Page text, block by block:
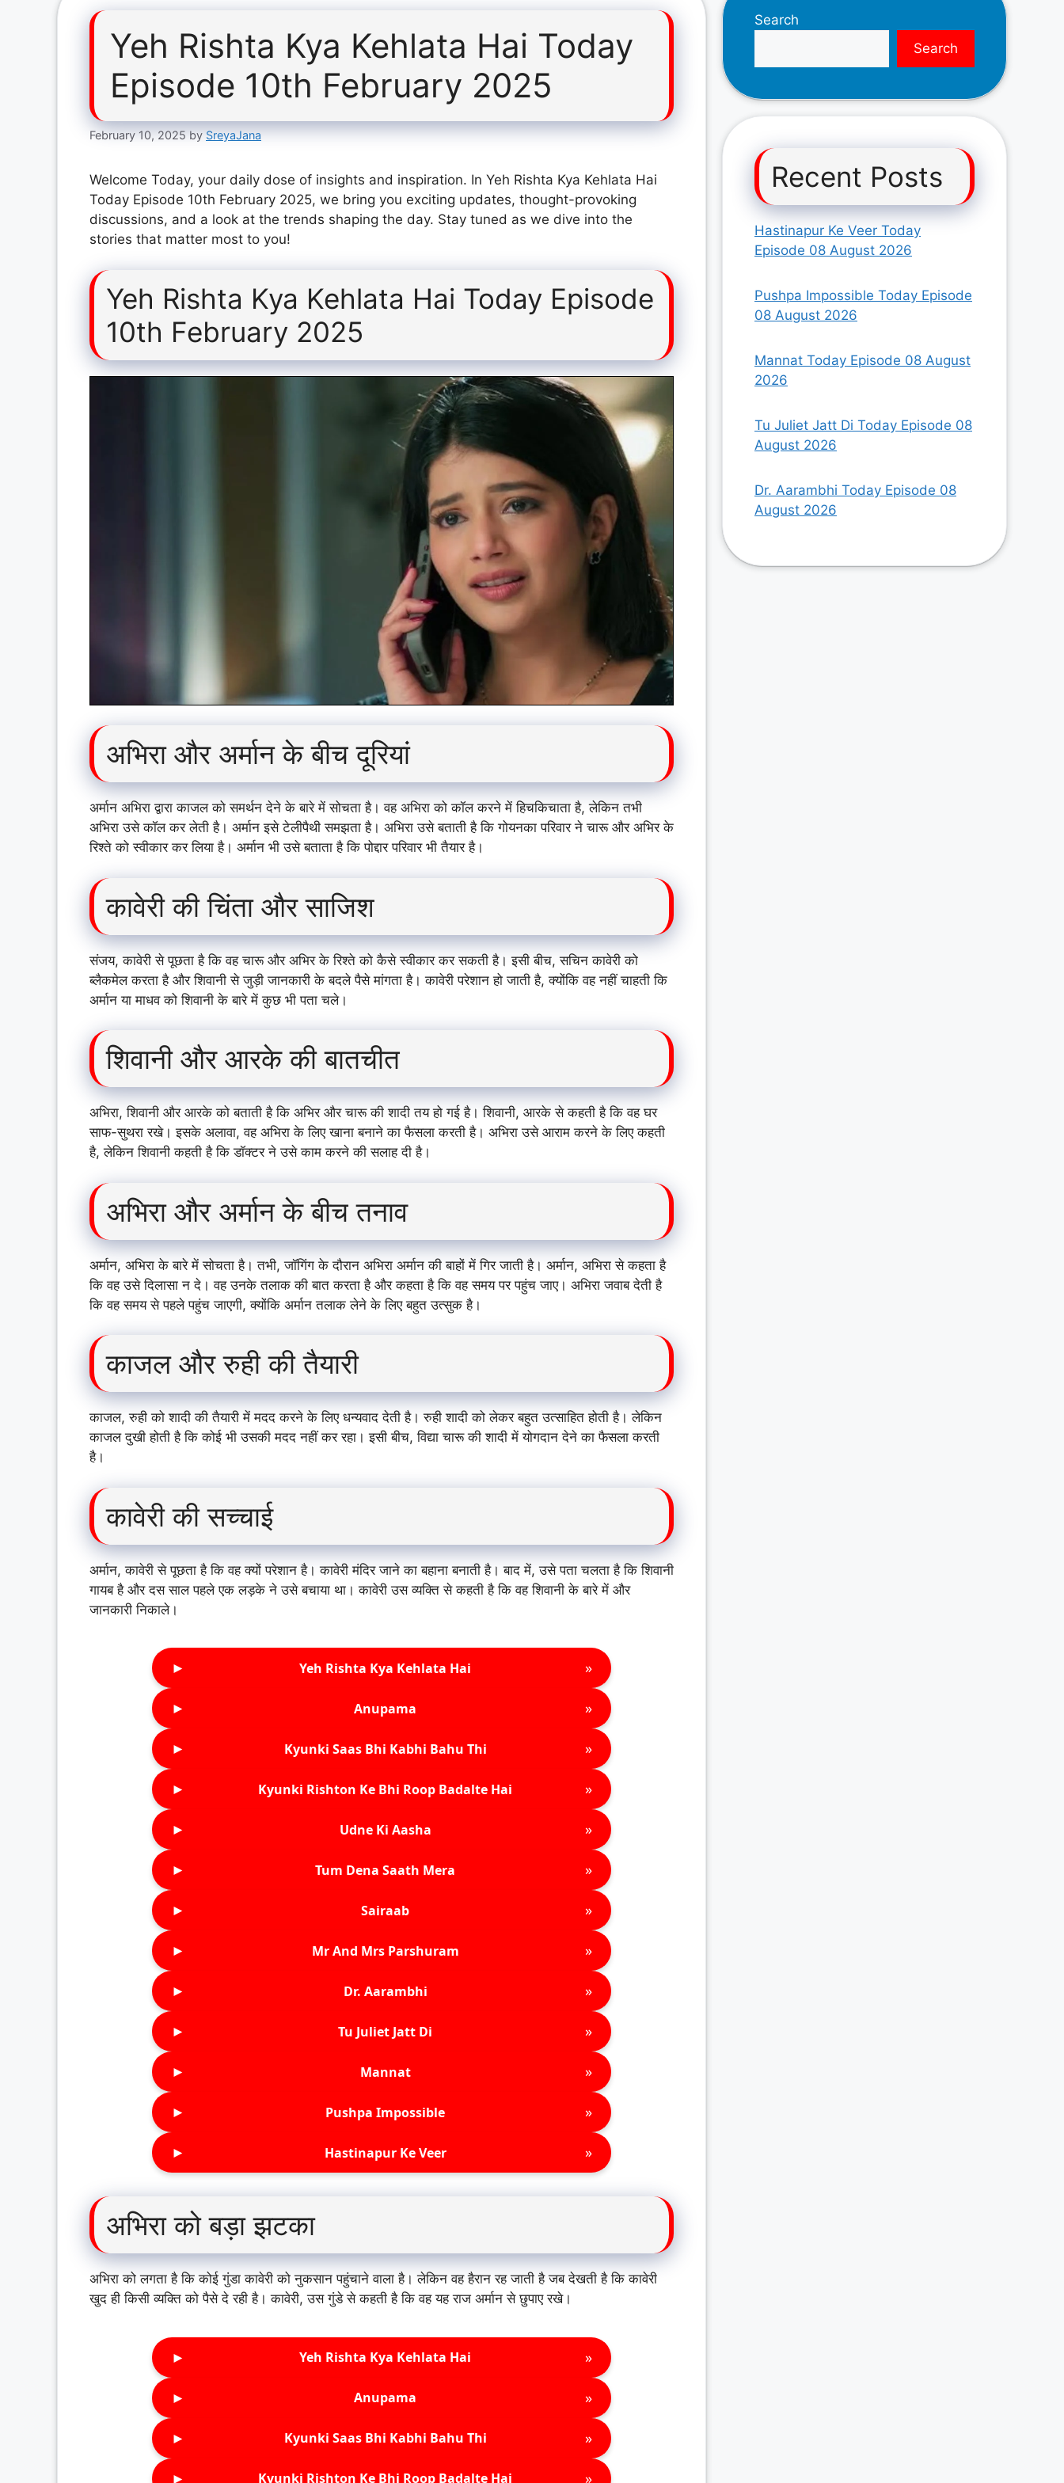
Yeh Rishta Kya Kehlata Hai Today
Episode 10th February 2025
February 10, 2025 by SreyaJana
Welcome Today, your daily dose of insights and inspiration. In Yeh Rishta Kya Kehlata Hai
Today Episode 10th February 2025, we bring you exciting updates, thought-provoking
discussions, and a look at the trends shaping the day. Stay tuned as we dive into the
stories that matter most to you!
Yeh Rishta Kya Kehlata Hai Today Episode
10th February 2025
अभिरा और अर्मान के बीच दूरियां
अर्मान अभिरा द्वारा काजल को समर्थन देने के बारे में सोचता है। वह अभिरा को कॉल करने में हिचकिचाता है, लेकिन तभी
अभिरा उसे कॉल कर लेती है। अर्मान इसे टेलीपैथी समझता है। अभिरा उसे बताती है कि गोयनका परिवार ने चारू और अभिर के
रिश्ते को स्वीकार कर लिया है। अर्मान भी उसे बताता है कि पोद्दार परिवार भी तैयार है।
कावेरी की चिंता और साजिश
संजय, कावेरी से पूछता है कि वह चारू और अभिर के रिश्ते को कैसे स्वीकार कर सकती है। इसी बीच, सचिन कावेरी को
ब्लैकमेल करता है और शिवानी से जुड़ी जानकारी के बदले पैसे मांगता है। कावेरी परेशान हो जाती है, क्योंकि वह नहीं चाहती कि
अर्मान या माधव को शिवानी के बारे में कुछ भी पता चले।
शिवानी और आरके की बातचीत
अभिरा, शिवानी और आरके को बताती है कि अभिर और चारू की शादी तय हो गई है। शिवानी, आरके से कहती है कि वह घर
साफ-सुथरा रखे। इसके अलावा, वह अभिरा के लिए खाना बनाने का फैसला करती है। अभिरा उसे आराम करने के लिए कहती
है, लेकिन शिवानी कहती है कि डॉक्टर ने उसे काम करने की सलाह दी है।
अभिरा और अर्मान के बीच तनाव
अर्मान, अभिरा के बारे में सोचता है। तभी, जॉगिंग के दौरान अभिरा अर्मान की बाहों में गिर जाती है। अर्मान, अभिरा से कहता है
कि वह उसे दिलासा न दे। वह उनके तलाक की बात करता है और कहता है कि वह समय पर पहुंच जाए। अभिरा जवाब देती है
कि वह समय से पहले पहुंच जाएगी, क्योंकि अर्मान तलाक लेने के लिए बहुत उत्सुक है।
काजल और रुही की तैयारी
काजल, रुही को शादी की तैयारी में मदद करने के लिए धन्यवाद देती है। रुही शादी को लेकर बहुत उत्साहित होती है। लेकिन
काजल दुखी होती है कि कोई भी उसकी मदद नहीं कर रहा। इसी बीच, विद्या चारू की शादी में योगदान देने का फैसला करती
है।
कावेरी की सच्चाई
अर्मान, कावेरी से पूछता है कि वह क्यों परेशान है। कावेरी मंदिर जाने का बहाना बनाती है। बाद में, उसे पता चलता है कि शिवानी
गायब है और दस साल पहले एक लड़के ने उसे बचाया था। कावेरी उस व्यक्ति से कहती है कि वह शिवानी के बारे में और
जानकारी निकाले।
► Yeh Rishta Kya Kehlata Hai »
► Anupama »
► Kyunki Saas Bhi Kabhi Bahu Thi »
► Kyunki Rishton Ke Bhi Roop Badalte Hai »
► Udne Ki Aasha »
► Tum Dena Saath Mera »
► Sairaab »
► Mr And Mrs Parshuram »
► Dr. Aarambhi »
► Tu Juliet Jatt Di »
► Mannat »
► Pushpa Impossible »
► Hastinapur Ke Veer »
अभिरा को बड़ा झटका
अभिरा को लगता है कि कोई गुंडा कावेरी को नुकसान पहुंचाने वाला है। लेकिन वह हैरान रह जाती है जब देखती है कि कावेरी
खुद ही किसी व्यक्ति को पैसे दे रही है। कावेरी, उस गुंडे से कहती है कि वह यह राज अर्मान से छुपाए रखे।
► Yeh Rishta Kya Kehlata Hai »
► Anupama »
► Kyunki Saas Bhi Kabhi Bahu Thi »
► Kyunki Rishton Ke Bhi Roop Badalte Hai »
Search
Search
Recent Posts
Hastinapur Ke Veer Today
Episode 08 August 2026
Pushpa Impossible Today Episode
08 August 2026
Mannat Today Episode 08 August
2026
Tu Juliet Jatt Di Today Episode 08
August 2026
Dr. Aarambhi Today Episode 08
August 2026